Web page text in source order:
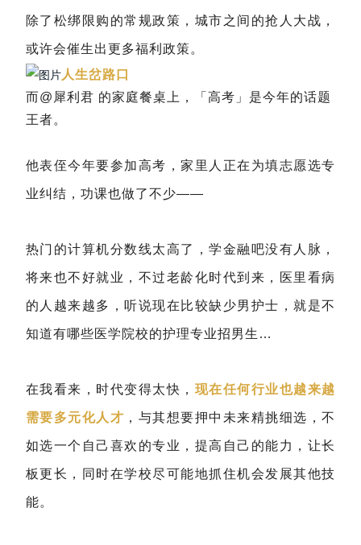
除了松绑限购的常规政策，城市之间的抢人大战，
或许会催生出更多福利政策。
人生岔路口
而@犀利君 的家庭餐桌上，「高考」是今年的话题
王者。
他表侄今年要参加高考，家里人正在为填志愿选专
业纠结，功课也做了不少——
热门的计算机分数线太高了，学金融吧没有人脉，
将来也不好就业，不过老龄化时代到来，医里看病
的人越来越多，听说现在比较缺少男护士，就是不
知道有哪些医学院校的护理专业招男生…
在我看来，时代变得太快， 现在任何行业也越来越
需要多元化人才 ，与其想要押中未来精挑细选，不
如选一个自己喜欢的专业，提高自己的能力，让长
板更长，同时在学校尽可能地抓住机会发展其他技
能。